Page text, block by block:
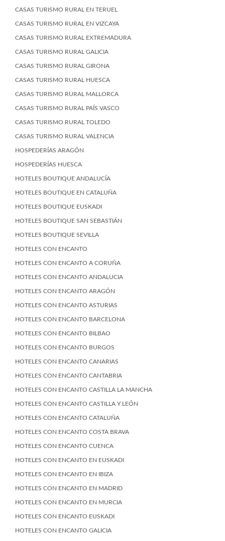
CASAS TURISMO RURAL EN TERUEL
CASAS TURISMO RURAL EN VIZCAYA
CASAS TURISMO RURAL EXTREMADURA
CASAS TURISMO RURAL GALICIA
CASAS TURISMO RURAL GIRONA
CASAS TURISMO RURAL HUESCA
CASAS TURISMO RURAL MALLORCA
CASAS TURISMO RURAL PAÍS VASCO
CASAS TURISMO RURAL TOLEDO
CASAS TURISMO RURAL VALENCIA
HOSPEDERÍAS ARAGÓN
HOSPEDERÍAS HUESCA
HOTELES BOUTIQUE ANDALUCÍA
HOTELES BOUTIQUE EN CATALUÑA
HOTELES BOUTIQUE EUSKADI
HOTELES BOUTIQUE SAN SEBASTIÁN
HOTELES BOUTIQUE SEVILLA
HOTELES CON ENCANTO
HOTELES CON ENCANTO A CORUÑA
HOTELES CON ENCANTO ANDALUCIA
HOTELES CON ENCANTO ARAGÓN
HOTELES CON ENCANTO ASTURIAS
HOTELES CON ENCANTO BARCELONA
HOTELES CON ENCANTO BILBAO
HOTELES CON ENCANTO BURGOS
HOTELES CON ENCANTO CANARIAS
HOTELES CON ENCANTO CANTABRIA
HOTELES CON ENCANTO CASTILLA LA MANCHA
HOTELES CON ENCANTO CASTILLA Y LEÓN
HOTELES CON ENCANTO CATALUÑA
HOTELES CON ENCANTO COSTA BRAVA
HOTELES CON ENCANTO CUENCA
HOTELES CON ENCANTO EN EUSKADI
HOTELES CON ENCANTO EN IBIZA
HOTELES CON ENCANTO EN MADRID
HOTELES CON ENCANTO EN MURCIA
HOTELES CON ENCANTO EUSKADI
HOTELES CON ENCANTO GALICIA